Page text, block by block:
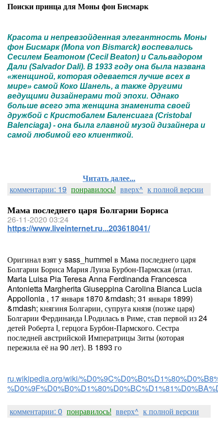
Поиски принца для Моны фон Бисмарк
Красота и непревзойденная элегантность Моны
фон Бисмарк (Mona von Bismarck) воспевались
Сесилем Беатоном (Cecil Beaton) и Сальвадором
Дали (Salvador Dali). В 1933 году она была названа
«женщиной, которая одевается лучше всех в
мире» самой Коко Шанель, а также другими
ведущими дизайнерами той эпохи. Однако
больше всего эта женщина знаменита своей
дружбой с Кристобалем Баленсиага (Cristobal
Balenciaga) - она была главной музой дизайнера и
самой любимой его клиенткой.
Читать далее...
комментарии: 19 понравилось! вверх^ к полной версии
Мама последнего царя Болгарии Бориса
26-11-2020 03:24
https://www.liveinternet.ru...203618041/
Оригинал взят у sass_hummel в Мама последнего царя
Болгарии Бориса Мария Луиза Бурбон-Пармская (итал.
Maria Luisa Pia Teresa Anna Ferdinanda Francesca
Antonietta Margherita Giuseppina Carolina Bianca Lucia
Appollonia , 17 января 1870 &mdash; 31 января 1899)
&mdash; княгиня Болгарии, супруга князя (позже царя)
Болгарии Фердинанда I.Родилась в Риме, став первой из 24
детей Роберта I, герцога Бурбон-Пармского. Сестра
последней австрийской Императрицы Зиты (которая
пережила её на 90 лет). В 1893 го
ru.wikipedia.org/wiki/
комментарии: 0 понравилось! вверх^ к полной версии